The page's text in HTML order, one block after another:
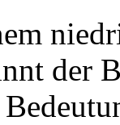
der